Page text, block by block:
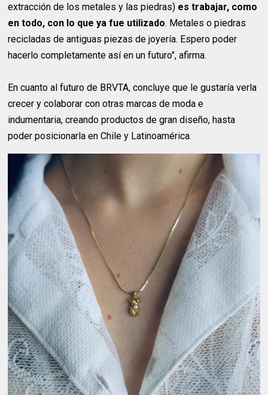
extracción de los metales y las piedras) es trabajar, como
en todo, con lo que ya fue utilizado. Metales o piedras
recicladas de antiguas piezas de joyería. Espero poder
hacerlo completamente así en un futuro", afirma.
En cuanto al futuro de BRVTA, concluye que le gustaría verla
crecer y colaborar con otras marcas de moda e
indumentaria, creando productos de gran diseño, hasta
poder posicionarla en Chile y Latinoamérica.